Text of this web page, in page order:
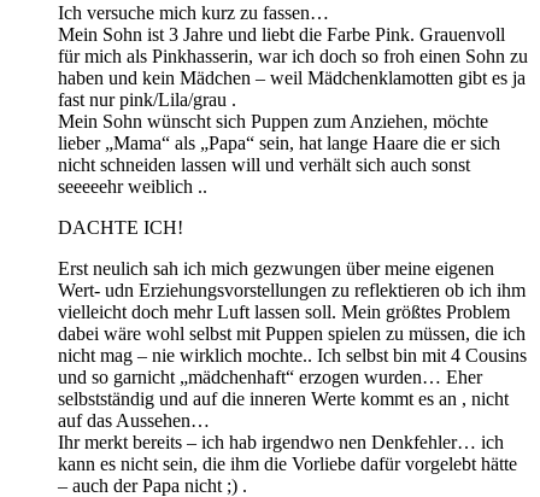
Ich versuche mich kurz zu fassen…
Mein Sohn ist 3 Jahre und liebt die Farbe Pink. Grauenvoll
für mich als Pinkhasserin, war ich doch so froh einen Sohn zu
haben und kein Mädchen – weil Mädchenklamotten gibt es ja
fast nur pink/Lila/grau .
Mein Sohn wünscht sich Puppen zum Anziehen, möchte
lieber „Mama“ als „Papa“ sein, hat lange Haare die er sich
nicht schneiden lassen will und verhält sich auch sonst
seeeeehr weiblich ..
DACHTE ICH!
Erst neulich sah ich mich gezwungen über meine eigenen
Wert- udn Erziehungsvorstellungen zu reflektieren ob ich ihm
vielleicht doch mehr Luft lassen soll. Mein größtes Problem
dabei wäre wohl selbst mit Puppen spielen zu müssen, die ich
nicht mag – nie wirklich mochte.. Ich selbst bin mit 4 Cousins
und so garnicht „mädchenhaft“ erzogen wurden… Eher
selbstständig und auf die inneren Werte kommt es an , nicht
auf das Aussehen…
Ihr merkt bereits – ich hab irgendwo nen Denkfehler… ich
kann es nicht sein, die ihm die Vorliebe dafür vorgelebt hätte
– auch der Papa nicht ;) .